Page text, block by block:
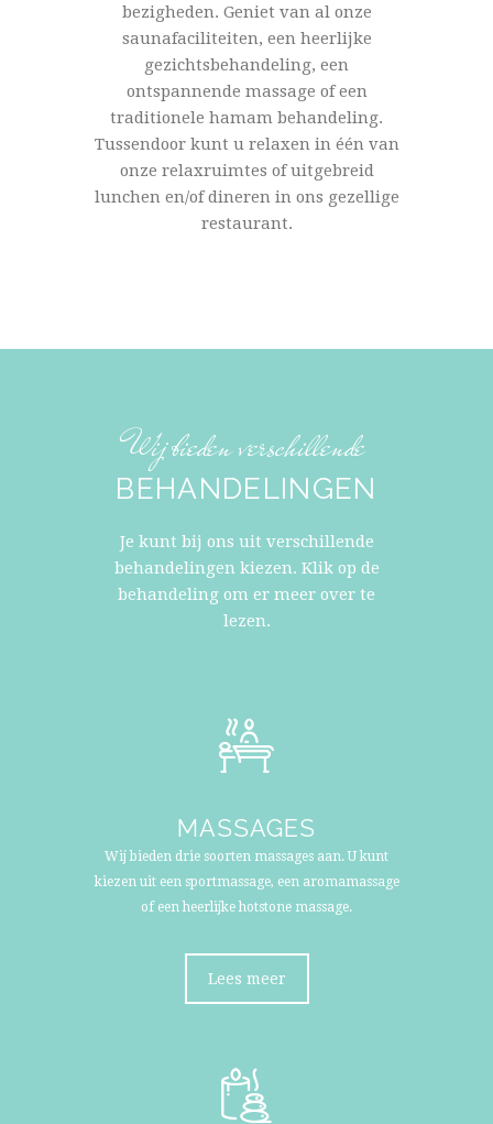
bezigheden. Geniet van al onze
saunafaciliteiten, een heerlijke
gezichtsbehandeling, een
ontspannende massage of een
traditionele hamam behandeling.
Tussendoor kunt u relaxen in één van
onze relaxruimtes of uitgebreid
lunchen en/of dineren in ons gezellige
restaurant.
Wij bieden verschillende
BEHANDELINGEN
Je kunt bij ons uit verschillende
behandelingen kiezen. Klik op de
behandeling om er meer over te
lezen.
MASSAGES
Wij bieden drie soorten massages aan. U kunt
kiezen uit een sportmassage, een aromamassage
of een heerlijke hotstone massage.
Lees meer